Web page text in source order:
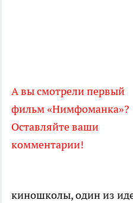
А вы смотрели первый
фильм «Нимфоманка»?
Оставляйте ваши
комментарии!
киношколы, один из